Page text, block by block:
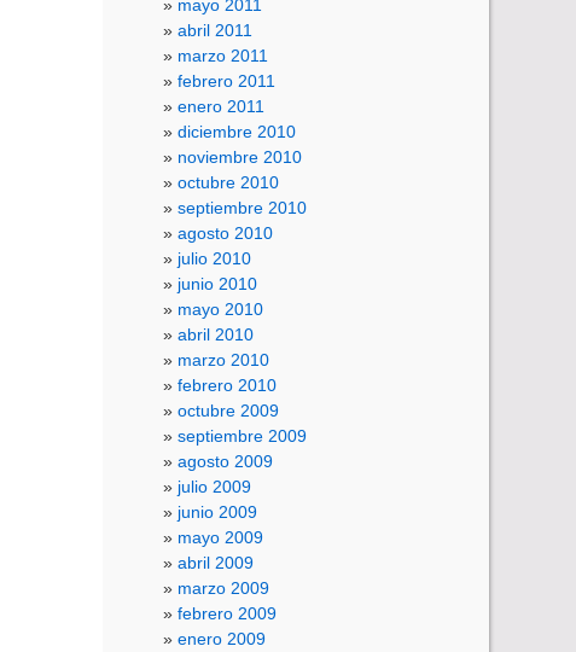
mayo 2011
abril 2011
marzo 2011
febrero 2011
enero 2011
diciembre 2010
noviembre 2010
octubre 2010
septiembre 2010
agosto 2010
julio 2010
junio 2010
mayo 2010
abril 2010
marzo 2010
febrero 2010
octubre 2009
septiembre 2009
agosto 2009
julio 2009
junio 2009
mayo 2009
abril 2009
marzo 2009
febrero 2009
enero 2009